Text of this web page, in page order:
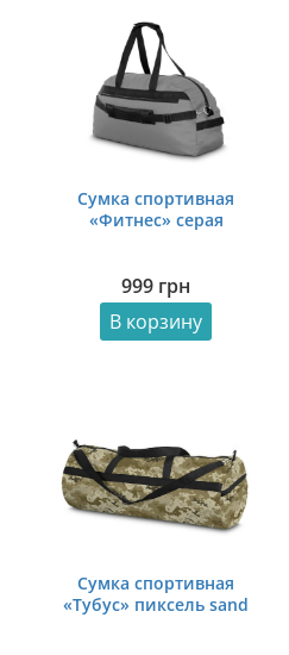
Сумка спортивная
«Фитнес» серая
999 грн
В корзину
Сумка спортивная
«Тубус» пиксель sand